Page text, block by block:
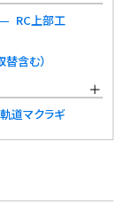
RC上部工
替含む）
軌道マクラギ